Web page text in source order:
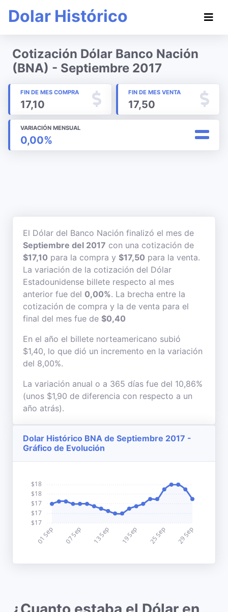
Dolar Histórico
Cotización Dólar Banco Nación
(BNA) - Septiembre 2017
FIN DE MES COMPRA
17,10
FIN DE MES VENTA
17,50
VARIACIÓN MENSUAL
0,00%
El Dólar del Banco Nación finalizó el mes de
Septiembre del 2017 con una cotización de
$17,10 para la compra y $17,50 para la venta.
La variación de la cotización del Dólar
Estadounidense billete respecto al mes
anterior fue del 0,00%. La brecha entre la
cotización de compra y la de venta para el
final del mes fue de $0,40
En el año el billete norteamericano subió
$1,40, lo que dió un incremento en la variación
del 8,00%.
La variación anual o a 365 días fue del 10,86%
(unos $1,90 de diferencia con respecto a un
año atrás).
Dolar Histórico BNA de Septiembre 2017 -
Gráfico de Evolución